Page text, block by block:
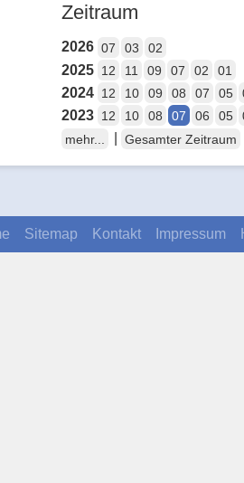
Zeitraum
2026 07 03 02
2025 12 11 09 07 02 01
2024 12 10 09 08 07 05
2023 12 10 08 07 06 05
mehr...
Gesamter Zeitraum
Sitemap Kontakt Impressum